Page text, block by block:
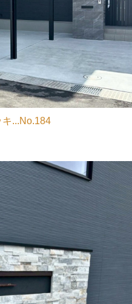
...No.184